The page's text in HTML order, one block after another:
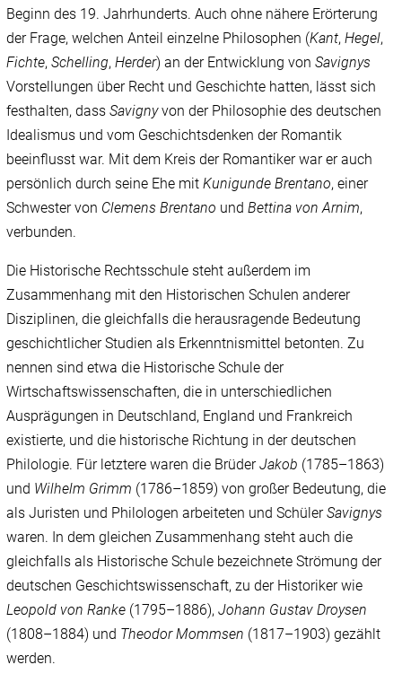
Beginn des 19. Jahrhunderts. Auch ohne nähere Erörterung
der Frage, welchen Anteil einzelne Philosophen (Kant,Hegel,
Fichte,Schelling,Herder) an der Entwicklung vonSavignys
Vorstellungen über Recht und Geschichte hatten, lässt sich
festhalten, dassSavignyvon der Philosophie des deutschen
Idealismus und vom Geschichtsdenken der Romantik
beeinflusst war. Mit dem Kreis der Romantiker war er auch
persönlich durch seine Ehe mitKunigunde Brentano, einer
Schwester von Clemens Brentano undBettina von Arnim,
verbunden.
Die Historische Rechtsschule steht außerdem im
Zusammenhang mit den Historischen Schulen anderer
Disziplinen, die gleichfalls die herausragende Bedeutung
geschichtlicher Studien als Erkenntnismittel betonten. Zu
nennen sind etwa die Historische Schule der
Wirtschaftswissenschaften, die in unterschiedlichen
Ausprägungen in Deutschland, England und Frankreich
existierte, und die historische Richtung in der deutschen
Philologie. Für letztere waren die BrüderJakob (1785–1863)
und Wilhelm Grimm (1786–1859) von großer Bedeutung, die
als Juristen und Philologen arbeiteten und SchülerSavignys
waren. In dem gleichen Zusammenhang steht auch die
gleichfalls als Historische Schule bezeichnete Strömung der
deutschen Geschichtswissenschaft, zu der Historiker wie
Leopold von Ranke (1795–1886),Johann Gustav Droysen
(1808–1884) und Theodor Mommsen (1817–1903) gezählt
werden.